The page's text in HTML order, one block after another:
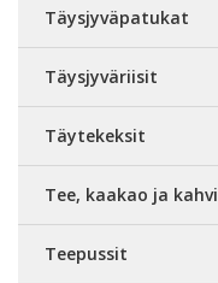
Täysjyväpatukat
Täysjyväriisit
Täytekeksit
Tee, kaakao ja kahvi
Teepussit